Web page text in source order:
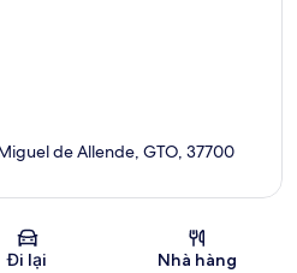
Bản đồ
de Allende, GTO, 37700
Đi lại Nhà hàng